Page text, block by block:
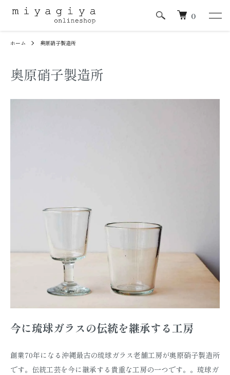
0
ホーム 奥原硝子製造所
奥原硝子製造所
今に琉球ガラスの伝統を継承する工房
創業70年になる沖縄最古の琉球ガラス老舗工房が奥原硝子製造所
です。伝統工芸を今に継承する貴重な工房の一つです。。琉球ガ